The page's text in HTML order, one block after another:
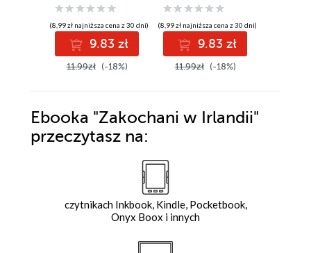
(8,99 zł najniższa cena z 30 dni)
9.83 zł
11.99zł (-18%)
(8,99 zł najniższa cena z 30 dni)
9.83 zł
11.99zł (-18%)
Ebooka "Zakochani w Irlandii"
przeczytasz na:
czytnikach Inkbook, Kindle, Pocketbook,
Onyx Boox i innych